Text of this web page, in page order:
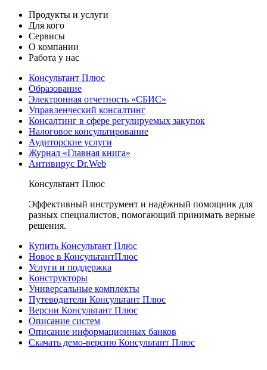
Продукты и услуги
Для кого
Сервисы
О компании
Работа у нас
Консультант Плюс
Образование
Электронная отчетность «СБИС»
Управленческий консалтинг
Консалтинг в сфере регулируемых закупок
Налоговое консультирование
Аудиторские услуги
Журнал «Главная книга»
Антивирус Dr.Web
Консультант Плюс
Эффективный инструмент и надёжный помощник для
разных специалистов, помогающий принимать верные
решения.
Купить Консультант Плюс
Новое в КонсультантПлюс
Услуги и поддержка
Конструкторы
Универсальные комплекты
Путеводители Консультант Плюс
Версии Консультант Плюс
Описание систем
Описание информационных банков
Скачать демо-версию Консультант Плюс